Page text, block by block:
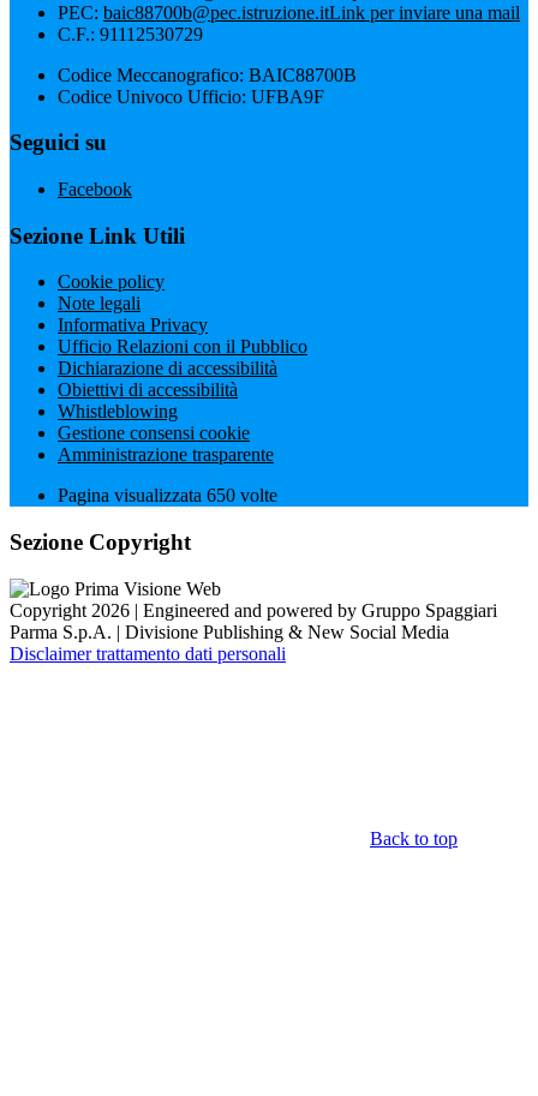
PEC: baic88700b@pec.istruzione.itLink per inviare una mail
C.F.: 91112530729
Codice Meccanografico: BAIC88700B
Codice Univoco Ufficio: UFBA9F
Seguici su
Facebook
Sezione Link Utili
Cookie policy
Note legali
Informativa Privacy
Ufficio Relazioni con il Pubblico
Dichiarazione di accessibilità
Obiettivi di accessibilità
Whistleblowing
Gestione consensi cookie
Amministrazione trasparente
Pagina visualizzata 650 volte
Sezione Copyright
Copyright 2026 | Engineered and powered by Gruppo Spaggiari
Parma S.p.A. | Divisione Publishing & New Social Media
Disclaimer trattamento dati personali
Back to top